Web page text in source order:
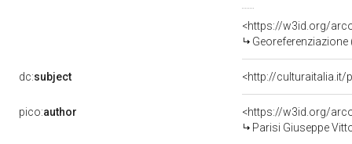
<https://w3id.org/
Georeferenziazione
dc:subject <http://culturaitalia.it/
pico:author
<https://w3id.org/
Parisi Giuseppe